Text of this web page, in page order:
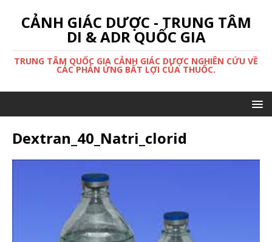
CẢNH GIÁC DƯỢC - TRUNG TÂM
DI & ADR QUỐC GIA
TRUNG TÂM QUỐC GIA CẢNH GIÁC DƯỢC NGHIÊN CỨU VỀ
CÁC PHẢN ỨNG BẤT LỢI CỦA THUỐC.
Dextran_40_Natri_clorid